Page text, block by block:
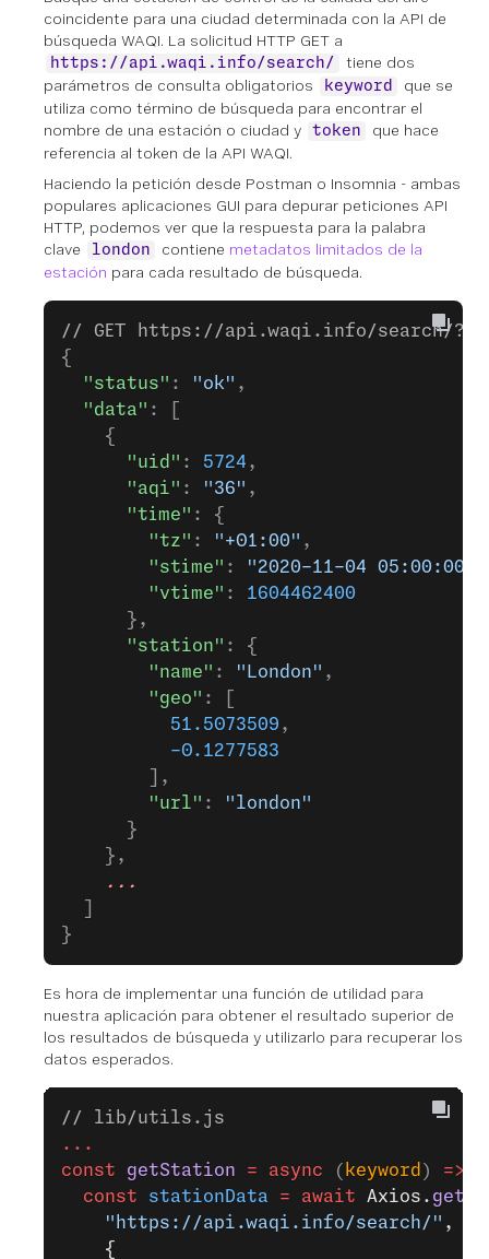
coincidente para una ciudad determinada con la API de
búsqueda WAQI. La solicitud HTTP GET a
https://api.waqi.info/search/
tiene dos
parámetros de consulta obligatorios
keyword
que se
utiliza como término de búsqueda para encontrar el
nombre de una estación o ciudad y
token
que hace
referencia al token de la API WAQI.
Haciendo la petición desde Postman o Insomnia - ambas
populares aplicaciones GUI para depurar peticiones API
HTTP, podemos ver que la respuesta para la palabra
clave
london contiene metadatos limitados de la
estación para cada resultado de búsqueda.
// GET https://api.waqi.info/search/
{
  "status"
: "ok" ,
  "data"
: [
    {
      "uid"
: 5724 ,
      "aqi"
: "36" ,
      "time"
: {
        "tz"
: "+01:00" ,
        "stime"
: "2020-11-04 05:00:00"
        "vtime"
: 1604462400
      },
      "station"
: {
        "name"
: "London" ,
        "geo"
: [
          51.5073509
,
          -0.1277583
        ],
        "url"
:
"london"
      }
    },
    ...
}
Es hora de implementar una función de utilidad para
nuestra aplicación para obtener el resultado superior de
los resultados de búsqueda y utilizarlo para recuperar los
datos esperados.
// lib/utils.js
...
const getStation = async ( keyword ) =>
  const
stationData = await Axios. get
    "https://api.waqi.info/search/"
,
    {